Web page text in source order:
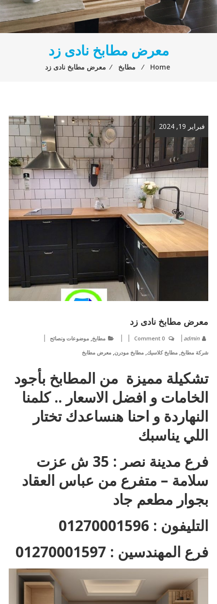
معرض مطابخ نادى زد
Home
⁄ مطابخ ⁄ معرض مطابخ نادى زد
فبراير 19, 2024
معرض مطابخ نادى زد
admin
0 Comment مطابخ, موضوعات ونصائح
شركة مطابخ, مطابخ كلاسيك, مطابخ مودرن, معرض مطابخ
تشكيلة مميزة من المطابخ بأجود
الخامات و افضل الاسعار .. كلمنا
النهاردة و احنا هنساعدك تختار
اللي يناسبك
فرع مدينة نصر : 35 ش عزت
سلامة – متفرع من عباس العقاد
بجوار مطعم جاد
التليفون : 01270001596
فرع المهندسين : 01270001597